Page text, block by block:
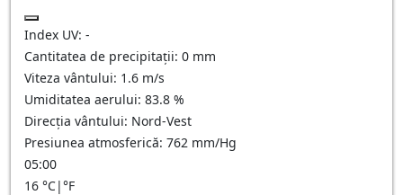
Index UV: -
Cantitatea de precipitații: 0 mm
Viteza vântului: 1.6 m/s
Umiditatea aerului: 83.8 %
Direcția vântului: Nord-Vest
Presiunea atmosferică: 762 mm/Hg
05:00
16 °C|°F